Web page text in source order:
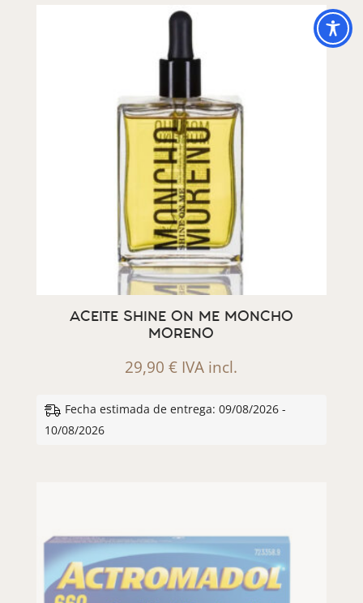
ACEITE SHINE ON ME MONCHO
MORENO
29,90€ IVA incl.
Fecha estimada de entrega: 09/08/2026 -
10/08/2026